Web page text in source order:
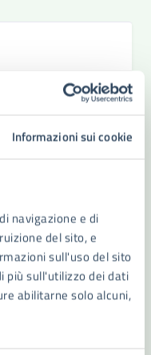
Informazioni sui cookie
navigazione e di
del sito, e
sull'uso del sito
più sull'utilizzo dei dati
abilitarne solo alcuni,
e attività